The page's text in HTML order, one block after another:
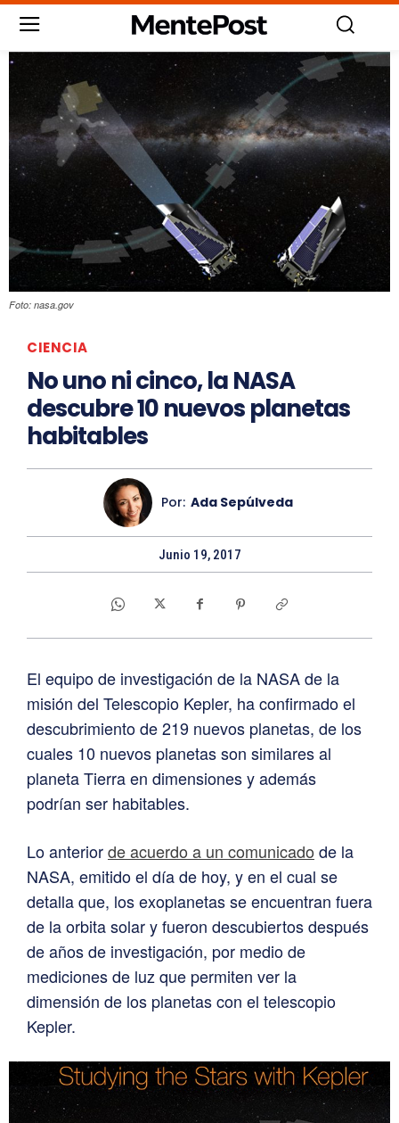
Foto: nasa.gov
CIENCIA
No uno ni cinco, la NASA
descubre 10 nuevos planetas
habitables
Por: Ada Sepúlveda
Junio 19, 2017
El equipo de investigación de la NASA de la
misión del Telescopio Kepler, ha confirmado el
descubrimiento de 219 nuevos planetas, de los
cuales 10 nuevos planetas son similares al
planeta Tierra en dimensiones y además
podrían ser habitables.
Lo anteriorde acuerdo a un comunicado de la
NASA, emitido el día de hoy, y en el cual se
detalla que, los exoplanetas se encuentran fuera
de la orbita solar y fueron descubiertos después
de años de investigación, por medio de
mediciones de luz que permiten ver la
dimensión de los planetas con el telescopio
Kepler.